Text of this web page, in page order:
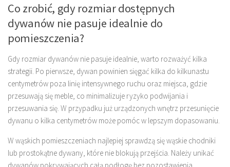
Co zrobić, gdy rozmiar dostępnych
dywanów nie pasuje idealnie do
pomieszczenia?
Gdy rozmiar dywanów nie pasuje idealnie, warto rozważyć kilka
strategii. Po pierwsze, dywan powinien sięgać kilka do kilkunastu
centymetrów poza linię intensywnego ruchu oraz miejsca, gdzie
przesuwają się meble, co minimalizuje ryzyko podwijania i
przesuwania się. W przypadku już urządzonych wnętrz przesunięcie
dywanu o kilka centymetrów może pomóc w lepszym dopasowaniu.
W wąskich pomieszczeniach najlepiej sprawdzą się wąskie chodniki
lub prostokątne dywany, które nie blokują przejścia. Należy unikać
dywanów pokrywających całą podłogę bez pozostawienia